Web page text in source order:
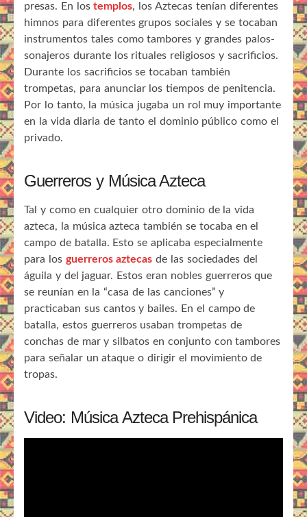
presas. En lostemplos, los Aztecas tenían diferentes
himnos para diferentes grupos sociales y se tocaban
instrumentos tales como tambores y grandes palos-
sonajeros durante los rituales religiosos y sacrificios.
Durante los sacrificios se tocaban también
trompetas, para anunciar los tiempos de penitencia.
Por lo tanto, la música jugaba un rol muy importante
en la vida diaria de tanto el dominio público como el
privado.
Guerreros y Música Azteca
Tal y como en cualquier otro dominio de la vida
azteca, la música azteca también se tocaba en el
campo de batalla. Esto se aplicaba especialmente
para los guerreros aztecas de las sociedades del
águila y del jaguar. Estos eran nobles guerreros que
se reunían en la “casa de las canciones” y
practicaban sus cantos y bailes. En el campo de
batalla, estos guerreros usaban trompetas de
conchas de mar y silbatos en conjunto con tambores
para señalar un ataque o dirigir el movimiento de
tropas.
Video: Música Azteca Prehispánica